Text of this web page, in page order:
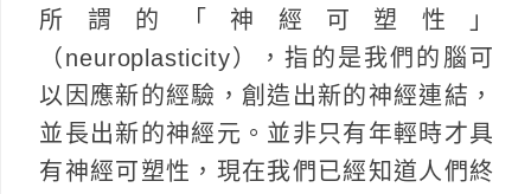
所謂的「神經可塑性」
（neuroplasticity），指的是我們的腦可
以因應新的經驗，創造出新的神經連結，
並長出新的神經元。並非只有年輕時才具
有神經可塑性，現在我們已經知道人們終